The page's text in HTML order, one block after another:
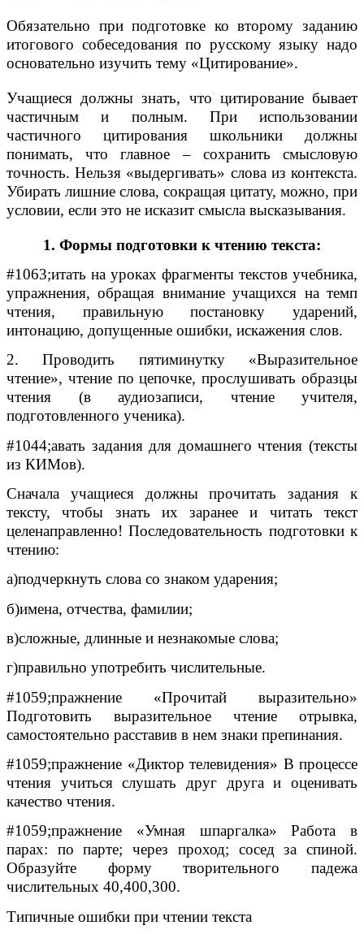
Обязательно при подготовке ко второму заданию
итогового собеседования по русскому языку надо
основательно изучить тему «Цитирование».
Учащиеся должны знать, что цитирование бывает
частичным и полным. При использовании
частичного цитирования школьники должны
понимать, что главное – сохранить смысловую
точность. Нельзя «выдергивать» слова из контекста.
Убирать лишние слова, сокращая цитату, можно, при
условии, если это не исказит смысла высказывания.
1. Формы подготовки к чтению текста:
#1063;итать на уроках фрагменты текстов учебника,
упражнения, обращая внимание учащихся на темп
чтения, правильную постановку ударений,
интонацию, допущенные ошибки, искажения слов.
2. Проводить пятиминутку «Выразительное
чтение», чтение по цепочке, прослушивать образцы
чтения (в аудиозаписи, чтение учителя,
подготовленного ученика).
#1044;авать задания для домашнего чтения (тексты
из КИМов).
Сначала учащиеся должны прочитать задания к
тексту, чтобы знать их заранее и читать текст
целенаправленно! Последовательность подготовки к
чтению:
а)подчеркнуть слова со знаком ударения;
б)имена, отчества, фамилии;
в)сложные, длинные и незнакомые слова;
г)правильно употребить числительные.
#1059;пражнение «Прочитай выразительно»
Подготовить выразительное чтение отрывка,
самостоятельно расставив в нем знаки препинания.
#1059;пражнение «Диктор телевидения» В процессе
чтения учиться слушать друг друга и оценивать
качество чтения.
#1059;пражнение «Умная шпаргалка» Работа в
парах: по парте; через проход; сосед за спиной.
Образуйте форму творительного падежа
числительных 40,400,300.
Типичные ошибки при чтении текста